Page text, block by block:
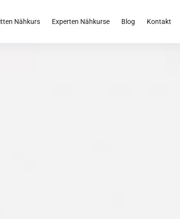
Nähkurs Experten Nähkurse Blog Kontakt